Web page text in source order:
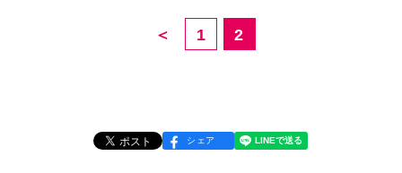
＜ 1 2
シェア